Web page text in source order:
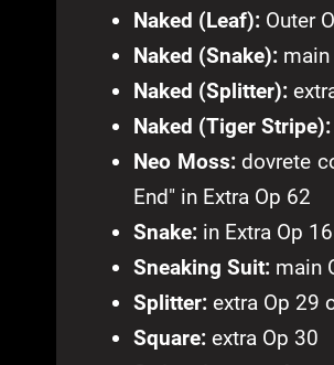
Naked (Leaf): Outer
Naked (Snake):
Naked (Splitter):
Naked (Tiger Stripe):
Neo Moss: dovrete
End" in Extra Op 62
Snake: in Extra Op
Sneaking Suit: main
Splitter: extra Op 29
Square: extra Op 30